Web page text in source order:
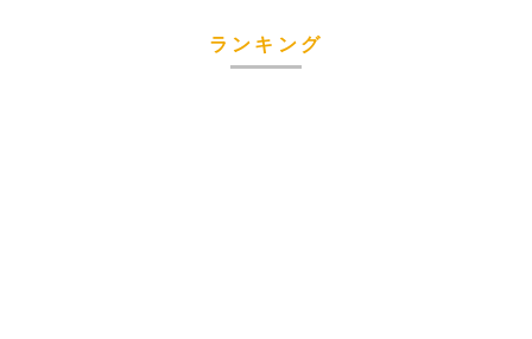
ランキング